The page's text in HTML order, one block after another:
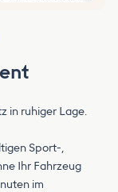
in ruhiger Lage.
Sport-,
Ihr Fahrzeug
im